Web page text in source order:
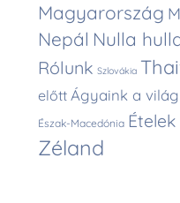
Magyarország
Nepál Nulla
Rólunk Szlovákia
előtt Ágyaink a
Észak-Macedónia
Zéland